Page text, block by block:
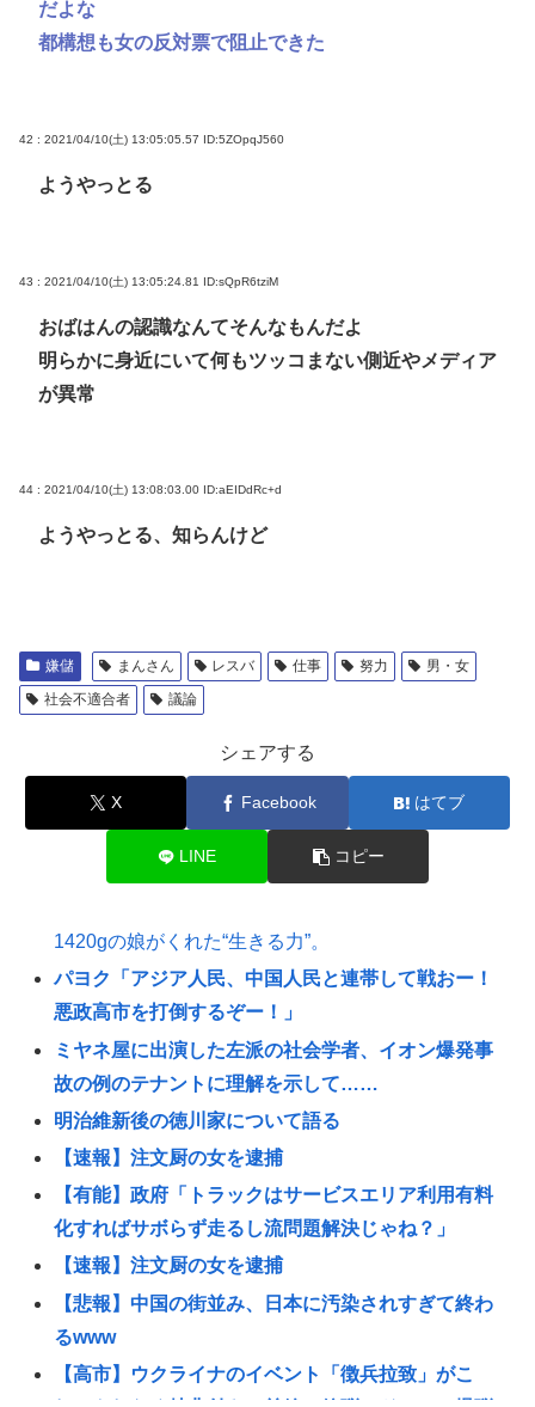
だよな
都構想も女の反対票で阻止できた
42 : 2021/04/10(土) 13:05:05.57 ID:5ZOpqJ560
ようやっとる
43 : 2021/04/10(土) 13:05:24.81 ID:sQpR6tziM
おばはんの認識なんてそんなもんだよ
明らかに身近にいて何もツッコまない側近やメディア
が異常
44 : 2021/04/10(土) 13:08:03.00 ID:aEIDdRc+d
ようやっとる、知らんけど
嫌儲 まんさん レスバ 仕事 努力
男・女
社会不適合者
議論
シェアする
X Facebook はてブ
LINE コピー
1420gの娘がくれた“生きる力”。
パヨク「アジア人民、中国人民と連帯して戦おー！
悪政高市を打倒するぞー！」
ミヤネ屋に出演した左派の社会学者、イオン爆発事
故の例のテナントに理解を示して……
明治維新後の徳川家について語る
【速報】注文厨の女を逮捕
【有能】政府「トラックはサービスエリア利用有料
化すればサボらず走るし流問題解決じゃね？」
【速報】注文厨の女を逮捕
【悲報】中国の街並み、日本に汚染されすぎて終わ
るwww
【高市】ウクライナのイベント「徴兵拉致」がこ